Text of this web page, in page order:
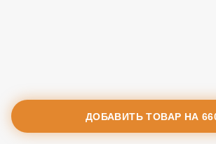
ДОБАВИТЬ ТОВАР НА